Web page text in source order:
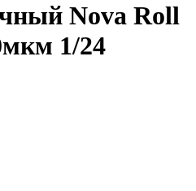
Nova Roll
1/24